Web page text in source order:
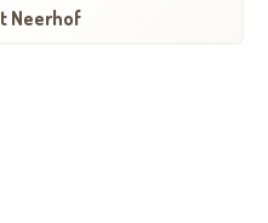
Neerhof